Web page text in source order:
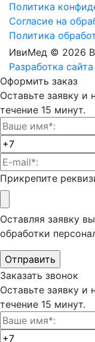
Политика
Согласие на
Политика
ИвиМед © 2026
Разработка
Оформить заказ
Оставьте заявку
течение 15 минут.
Прикрепите
Оставляя заявку
обработки
Заказать звонок
Оставьте заявку
течение 15 минут.